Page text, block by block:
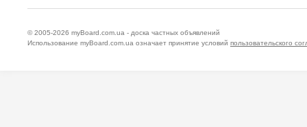
© 2005-2026 myBoard.com.ua - доска частных объявлений
Использование myBoard.com.ua означает принятие условий пользовательского